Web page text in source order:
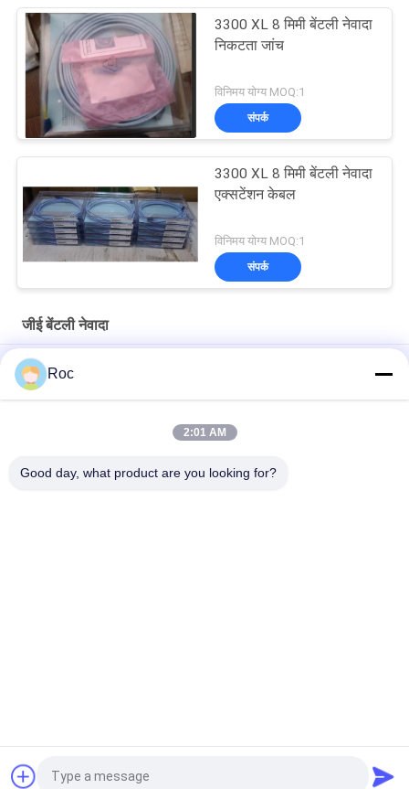
3300 XL 8 मिमी बेंटली नेवादा
निकटता जांच
विनिमय योग्य MOQ:1
संपर्क
3300 XL 8 मिमी बेंटली नेवादा
एक्सटेंशन केबल
विनिमय योग्य MOQ:1
संपर्क
जीई बेंटली नेवादा
11Mm 3300XL जीई बेंटली नेवादा रिवर्स बेंटली नेवादा जांच
50 मिमी 3300XL बेंटली नेवादा निकटता जांच 330709-000-050-10-02-00
8.0 मीटर 3300 XL 11Mm जीई बेंटली नेवादा कंपन जांच 330730-080-00-
Roc
2:01 AM
Good day, what product are you looking for?